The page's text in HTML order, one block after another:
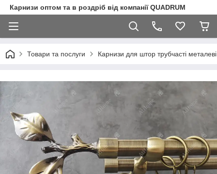
Карнизи оптом та в роздріб від компанії QUADRUM
Товари та послуги Карнизи для штор трубчасті металеві